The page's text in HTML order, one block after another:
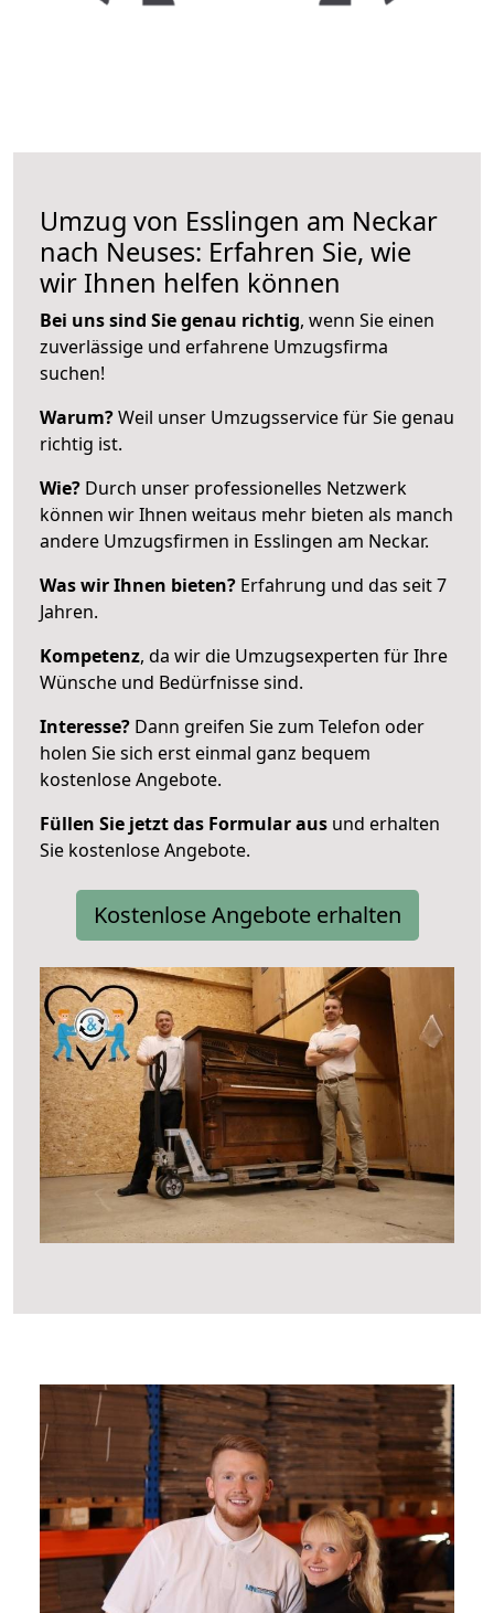
Umzug von Esslingen am Neckar
nach Neuses: Erfahren Sie, wie
wir Ihnen helfen können
Bei uns sind Sie genau richtig, wenn Sie einen
zuverlässige und erfahrene Umzugsfirma
suchen!
Warum?Weil unser Umzugsservice für Sie genau
richtig ist.
Wie? Durch unser professionelles Netzwerk
können wir Ihnen weitaus mehr bieten als manch
andere Umzugsfirmen in Esslingen am Neckar.
Was wir Ihnen bieten? Erfahrung und das seit 7
Jahren.
Kompetenz, da wir die Umzugsexperten für Ihre
Wünsche und Bedürfnisse sind.
Interesse? Dann greifen Sie zum Telefon oder
holen Sie sich erst einmal ganz bequem
kostenlose Angebote.
Füllen Sie jetzt das Formular aus und erhalten
Sie kostenlose Angebote.
Kostenlose Angebote erhalten